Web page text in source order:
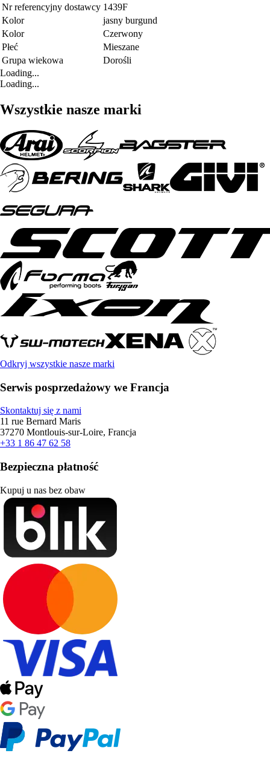
Nr referencyjny dostawcy 1439F
Kolor
jasny burgund
Kolor
Czerwony
Płeć
Mieszane
Grupa wiekowa
Dorośli
Loading...
Loading...
Wszystkie nasze marki
Odkryj wszystkie nasze marki
Serwis posprzedażowy we Francja
Skontaktuj się z nami
11 rue Bernard Maris
37270 Montlouis-sur-Loire, Francja
+33 1 86 47 62 58
Bezpieczna płatność
Kupuj u nas bez obaw